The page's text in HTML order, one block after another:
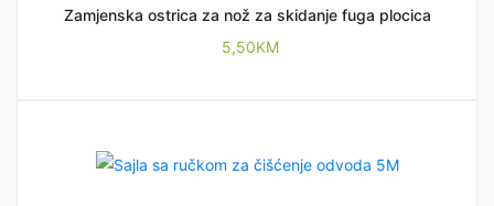
Zamjenska ostrica za nož za skidanje fuga plocica
5,50KM